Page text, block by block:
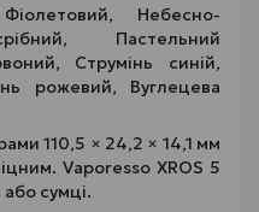
Небесно-
Пастельний
Струмінь синій,
рожевий, Вуглецева
110,5 × 24,2 × 14,1 мм
Vaporesso XROS 5
сумці.